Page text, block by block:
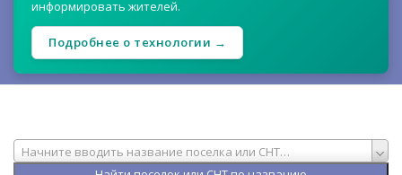
информировать жителей.
Подробнее о технологии →
Начните вводить название поселка или СНТ…